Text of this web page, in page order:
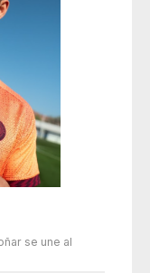
se une al